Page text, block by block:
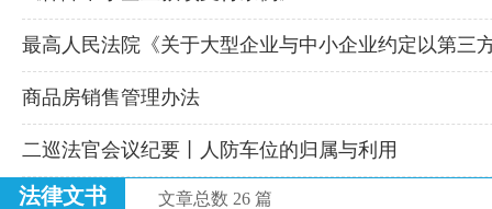
最高人民法院《关于大型企业与中小企业约定以第三
商品房销售管理办法
二巡法官会议纪要丨人防车位的归属与利用
法律文书 文章总数 26 篇